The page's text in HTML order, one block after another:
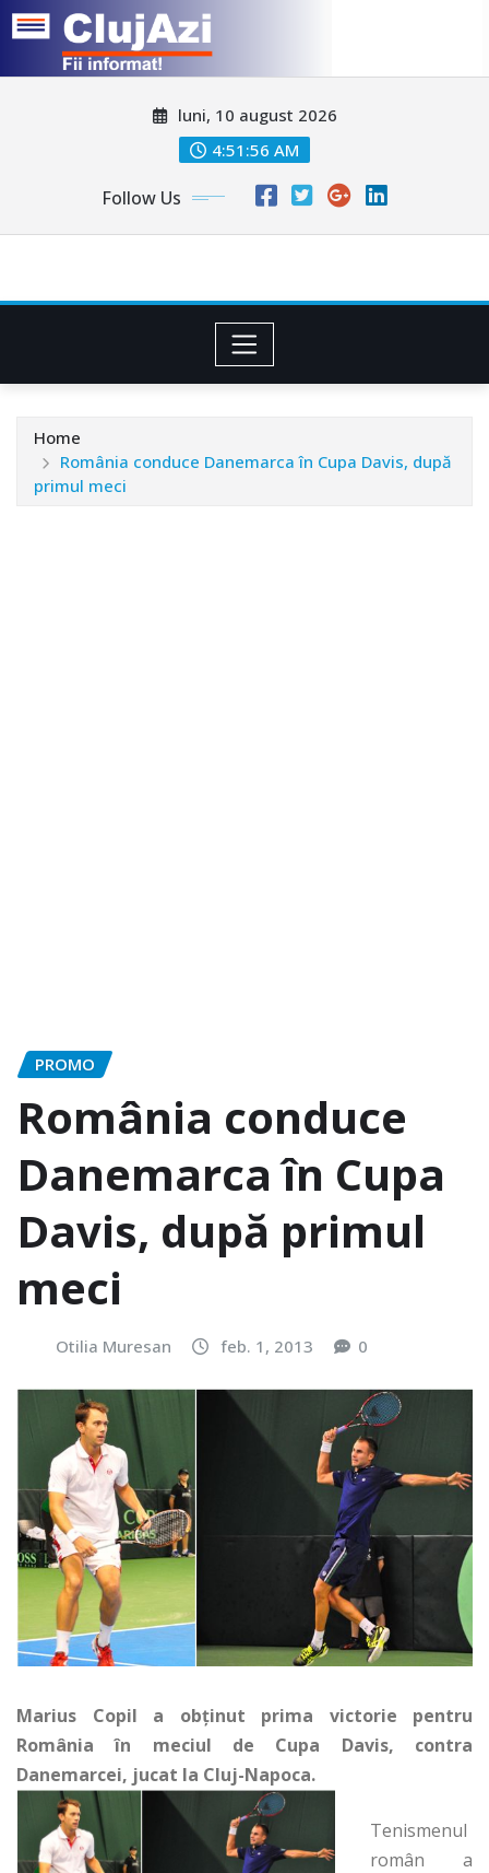
luni, 10 august 2026
4:51:58 AM
Follow Us
Home
România conduce Danemarca în Cupa Davis, după
primul meci
PROMO
România conduce
Danemarca în Cupa
Davis, după primul
meci
Otilia Muresan feb. 1, 2013 0
Marius Copil a obţinut prima victorie pentru
România în meciul de Cupa Davis, contra
Danemarcei, jucat la Cluj-Napoca.
Tenismenul
român a